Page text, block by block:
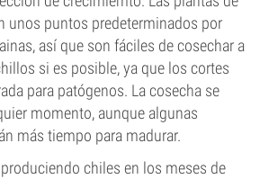
unos puntos predeterminados por
así que son fáciles de cosechar a
si es posible, ya que los cortes
para patógenos. La cosecha se
momento, aunque algunas
más tiempo para madurar.
chiles en los meses de